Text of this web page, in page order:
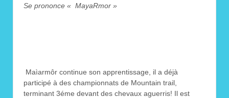
Se prononce « MayaRmor »
Maìarmôr continue son apprentissage, il a déjà
participé à des championnats de Mountain trail,
terminant 3éme devant des chevaux aguerris! Il est